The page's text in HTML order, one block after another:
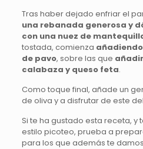
Tras haber dejado enfriar el
una rebanada generosa y
con una nuez de
tostada, comienza
de pavo, sobre las que
calabaza y queso feta.
Como toque final, añade un
de oliva y a disfrutar de este
Si te ha gustado esta receta,
estilo picoteo, prueba a
para los que además te